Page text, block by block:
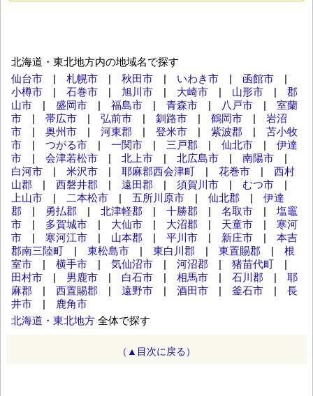
北海道・東北地方内の地域名で探す
仙台市 | 札幌市 | 秋田市 | いわき市 | 函館市 |
小樽市 | 石巻市 | 旭川市 | 大崎市 | 山形市 | 郡
山市 | 盛岡市 | 福島市 | 青森市 | 八戸市 | 室蘭
市 | 帯広市 | 弘前市 | 釧路市 | 鶴岡市 | 岩沼
市 | 奥州市 | 河東郡 | 登米市 | 紫波郡 | 苫小牧
市 | つがる市 | 一関市 | 三戸郡 | 仙北市 | 伊達
市 | 会津若松市 | 北上市 | 北広島市 | 南陽市 |
白河市 | 米沢市 | 耶麻郡西会津町 | 花巻市 | 西村
山郡 | 西磐井郡 | 遠田郡 | 須賀川市 | むつ市 |
上山市 | 二本松市 | 五所川原市 | 仙北郡 | 伊達
郡 | 勇払郡 | 北津軽郡 | 十勝郡 | 名取市 | 塩竈
市 | 多賀城市 | 大仙市 | 大沼郡 | 天童市 | 寒河
市 | 寒河江市 | 山本郡 | 平川市 | 新庄市 | 本吉
郡南三陸町 | 東松島市 | 東白川郡 | 東置賜郡 | 根
室市 | 横手市 | 気仙沼市 | 河沼郡 | 猪苗代町 |
田村市 | 男鹿市 | 白石市 | 相馬市 | 石川郡 | 耶
麻郡 | 西置賜郡 | 遠野市 | 酒田市 | 釜石市 | 長
井市 |
鹿角市
北海道・東北地方 全体で探す
（▲目次に戻る）